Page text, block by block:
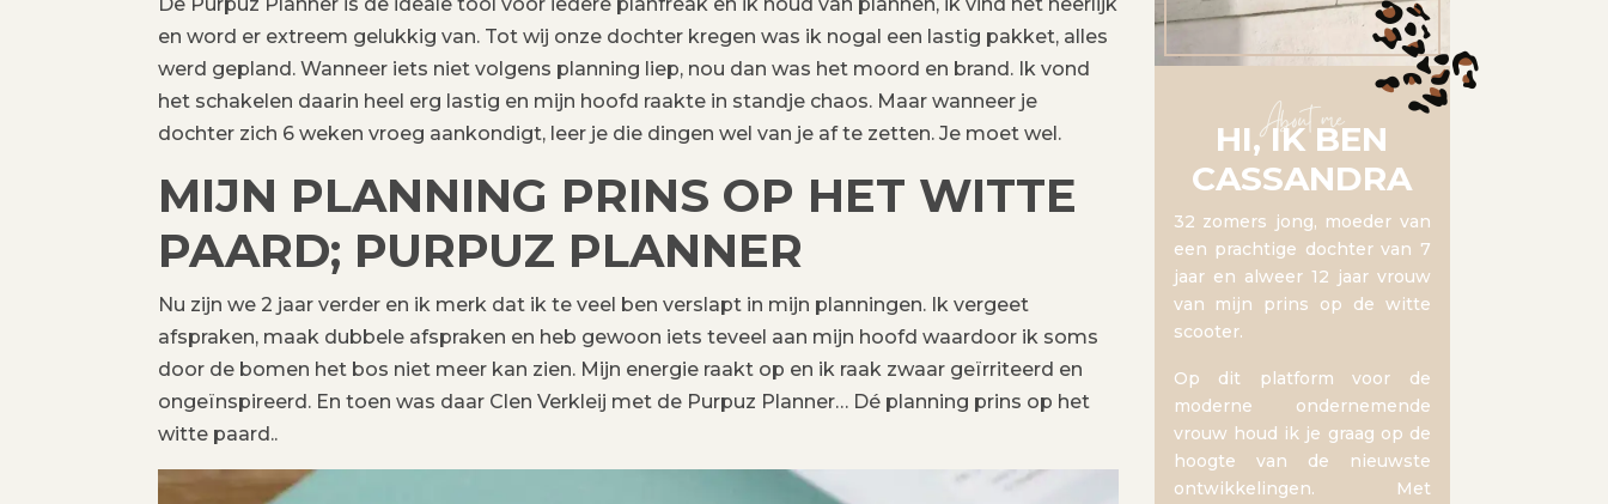
en word er extreem gelukkig van. Tot wij onze dochter kregen was ik nogal een lastig pakket, alles
werd gepland. Wanneer iets niet volgens planning liep, nou dan was het moord en brand. Ik vond
het schakelen daarin heel erg lastig en mijn hoofd raakte in standje chaos. Maar wanneer je
dochter zich 6 weken vroeg aankondigt, leer je die dingen wel van je af te zetten. Je moet wel.
MIJN PLANNING PRINS OP HET WITTE
PAARD; PURPUZ PLANNER
Nu zijn we 2 jaar verder en ik merk dat ik te veel ben verslapt in mijn planningen. Ik vergeet
afspraken, maak dubbele afspraken en heb gewoon iets teveel aan mijn hoofd waardoor ik soms
door de bomen het bos niet meer kan zien. Mijn energie raakt op en ik raak zwaar geïrriteerd en
ongeïnspireerd. En toen was daar Clen Verkleij met de Purpuz Planner… Dé planning prins op het
witte paard..
About me
HI, IK BEN
CASSANDRA
32 zomers jong, moeder van
een prachtige dochter van 7
jaar en alweer 12 jaar vrouw
van mijn prins op de witte
scooter.
Op dit platform voor de
moderne ondernemende
vrouw houd ik je graag op de
hoogte van de nieuwste
ontwikkelingen. Met